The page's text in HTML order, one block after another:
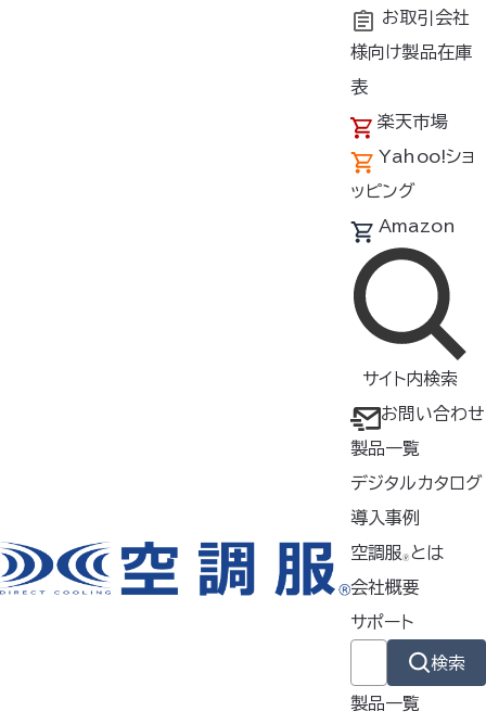
お取引会社
様向け製品在庫
表
楽天市場
Yahoo!ショ
ッピング
Amazon
サイト内検索
お問い合わせ
製品一覧
デジタルカタログ
導入事例
空調服🄬 とは
会社概要
サポート
検索
製品一覧
ウェア
FAN FIT 空調服
FF91800
この商品は生産完了しました。在
庫がある限りで販売終了とさせ
▸コンプレッションベルトとスタビ
みを低減し、ファンのブラつきも
解消 ▸スッキリとしたシルエット
で、狭い場所でも動きやすい